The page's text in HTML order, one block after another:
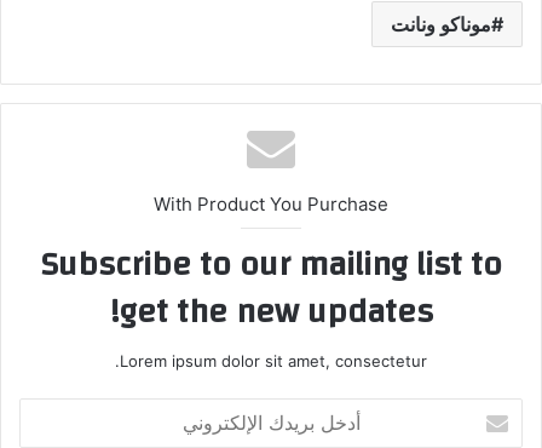
موناكو ونانت
With Product You Purchase
Subscribe to our mailing list to
get the new updates!
Lorem ipsum dolor sit amet, consectetur.
بريدك